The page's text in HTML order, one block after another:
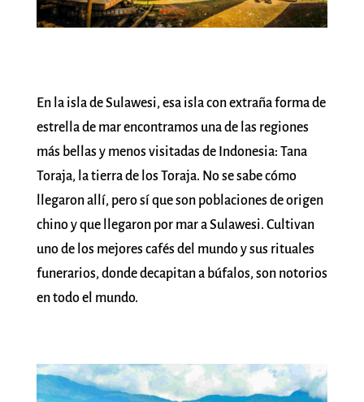
En la isla de Sulawesi, esa isla con extraña forma de
estrella de mar encontramos una de las regiones
más bellas y menos visitadas de Indonesia: Tana
Toraja, la tierra de los Toraja. No se sabe cómo
llegaron allí, pero sí que son poblaciones de origen
chino y que llegaron por mar a Sulawesi. Cultivan
uno de los mejores cafés del mundo y sus rituales
funerarios, donde decapitan a búfalos, son notorios
en todo el mundo.